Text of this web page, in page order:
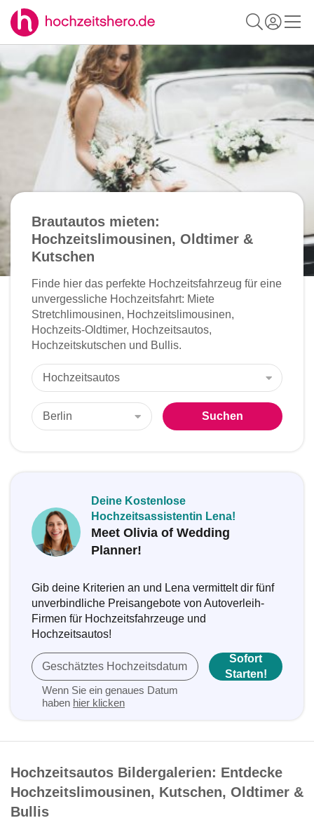
Brautautos mieten:
Hochzeitslimousinen, Oldtimer &
Kutschen
Finde hier das perfekte Hochzeitsfahrzeug für eine
unvergessliche Hochzeitsfahrt: Miete
Stretchlimousinen, Hochzeitslimousinen,
Hochzeits-Oldtimer, Hochzeitsautos,
Hochzeitskutschen und Bullis.
Suchen
Deine Kostenlose
Hochzeitsassistentin Lena!
Meet Olivia of Wedding
Planner!
Gib deine Kriterien an und Lena vermittelt dir fünf
unverbindliche Preisangebote von Autoverleih-
Firmen für Hochzeitsfahrzeuge und
Hochzeitsautos!
Geschätztes Hochzeitsdatum
Wenn Sie ein genaues Datum
haben hier klicken
Sofort
Starten!
Hochzeitsautos Bildergalerien: Entdecke
Hochzeitslimousinen, Kutschen, Oldtimer &
Bullis